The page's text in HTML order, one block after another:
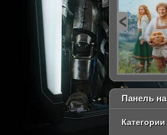
Панель
Категории